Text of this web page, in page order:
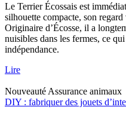
Le Terrier Écossais est
silhouette compacte, son
Originaire d’Écosse, il a
nuisibles dans les fermes, ce
indépendance.
Lire
Nouveauté Assurance animaux
DIY : fabriquer des jouets